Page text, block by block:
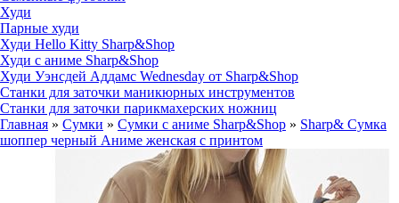
Худи
Парные худи
Худи Hello Kitty Sharp&Shop
Худи с аниме Sharp&Shop
Худи Уэнсдей Аддамс Wednesday от Sharp&Shop
Станки для заточки маникюрных инструментов
Станки для заточки парикмахерских ножниц
Главная » Сумки » Сумки с аниме Sharp&Shop » Sharp& Сумка
шоппер черный Аниме женская с принтом